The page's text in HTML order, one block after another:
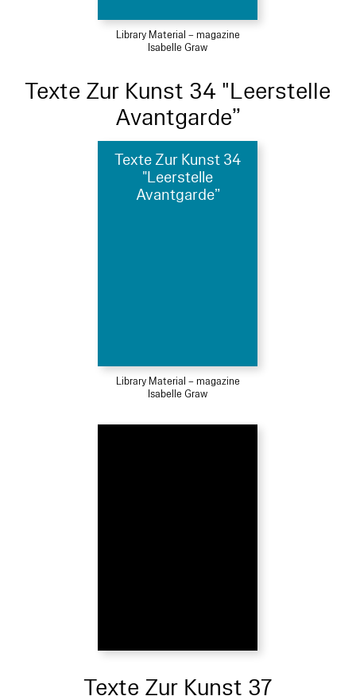
Library Material – magazine
Isabelle Graw
Texte Zur Kunst 34 "Leerstelle
Avantgarde”
Texte Zur Kunst 34
"Leerstelle
Avantgarde”
Library Material – magazine
Isabelle Graw
Texte Zur Kunst 37